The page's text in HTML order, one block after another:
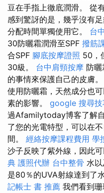
豆在手指上徹底潤滑。 從
感到驚訝的是，幾乎沒有
分配時間單獨使用它。 台
30防曬霜潤滑至SPF 撥筋
合SPF 腳底按摩證照 50，
30級。 台中肩頸按摩 防
的事情來保護自己的皮膚。
使用防曬霜，天然成分也
素的影響。 google 搜尋技
過Afamilytoday博客了解
了您的光電特型，可以在
間。 經絡按摩課程費用 學
沙子反映了紫外線，因此
典 護照代辦 台中整骨 水
是80％的UVA射線達到了
記帳士 書 推薦 我們看到